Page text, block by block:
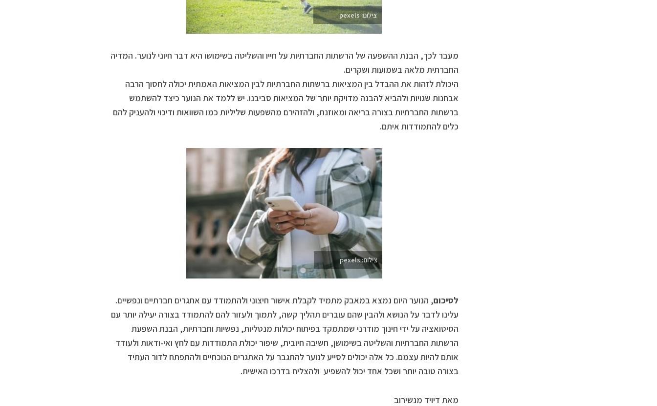
צילום: pexels
מעבר לכך, הבנת ההשפעה של הרשתות החברתיות על חייו והשליטה בשימושו היא דבר חיוני לנוער. המדיה
החברתית מלאה בשמועות ושקרים.
היכולת לזהות את ההבדל בין המציאות ברשתות החברתיות לבין המציאות האמתית יכולה לחסוך הרבה
אבחנות שגויות ולהביא להבנה מדויקת יותר של המציאות סביבנו. יש ללמד את הנוער כיצד להשתמש
ברשתות החברתיות בצורה בריאה ומאוזנת, ולהזהירם מהשפעות שליליות כמו השוואות ודיכוי ולהעניק להם
כלים להתמודדות איתם.
צילום: pexels
לסיכום, הנוער היום נמצא במאבק מתמיד לקבלת אישור חיצוני ולהתמודד עם אתגרים חברתיים ונפשיים.
עלינו לדבר על הנושא ולהבין שהם עוברים תהליך קשה, לתמוך ולעזור להם להתמודד בצורה יעילה יותר עם
הסיטואציה על ידי חינוך מודרני שמתמקד בפיתוח יכולות מנטליות, נפשיות וחברתיות, הבנת השפעת
הרשתות החברתיות והשליטה בשימושן, חשיבה חיובית, שיפור יכולת התמודדות עם לחץ ואי-ודאות ולעודד
אותם להיות עצמם. כל אלה יכולים לסייע לנוער להתגבר על האתגרים הנוכחיים ולהתפתח לדור העתיד
בצורה טובה יותר ושכל אחד יכול להשפיע ולהצליח בדרכו האישית.
מאת דיויד מנשירוב